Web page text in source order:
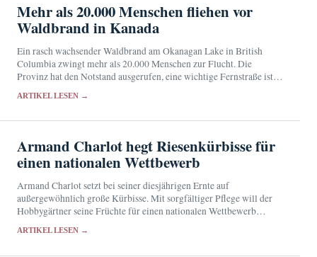
Mehr als 20.000 Menschen fliehen vor
Waldbrand in Kanada
Ein rasch wachsender Waldbrand am Okanagan Lake in British
Columbia zwingt mehr als 20.000 Menschen zur Flucht. Die
Provinz hat den Notstand ausgerufen, eine wichtige Fernstraße ist
ARTIKEL LESEN →
Armand Charlot hegt Riesenkürbisse für
einen nationalen Wettbewerb
Armand Charlot setzt bei seiner diesjährigen Ernte auf
außergewöhnlich große Kürbisse. Mit sorgfältiger Pflege will der
Hobbygärtner seine Früchte für einen nationalen Wettbewerb
ARTIKEL LESEN →